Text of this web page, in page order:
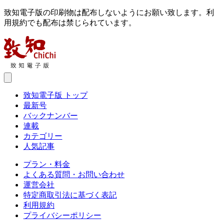
致知電子版の印刷物は配布しないようにお願い致します。利
用規約でも配布は禁じられています。
致知電子版 トップ
最新号
バックナンバー
連載
カテゴリー
人気記事
プラン・料金
よくある質問・お問い合わせ
運営会社
特定商取引法に基づく表記
利用規約
プライバシーポリシー